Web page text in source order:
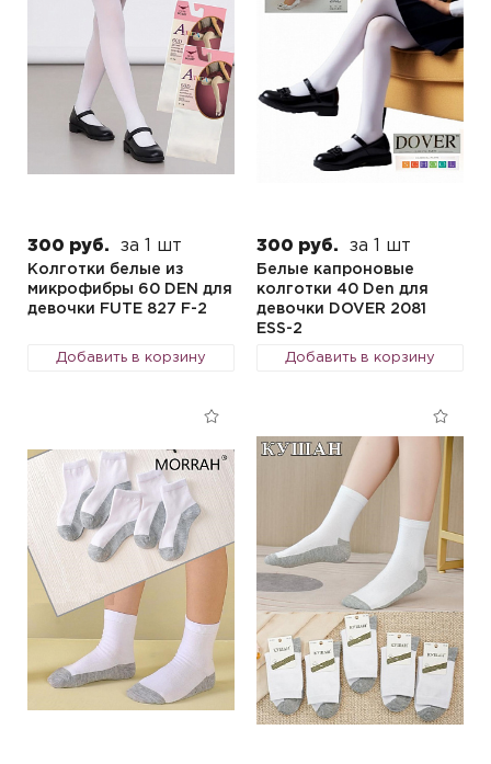
300 руб. за 1 шт
Колготки белые из
микрофибры 60 DEN для
девочки FUTE 827 F-2
Добавить в корзину
300 руб. за 1 шт
Белые капроновые
колготки 40 Den для
девочки DOVER 2081
ESS-2
Добавить в корзину